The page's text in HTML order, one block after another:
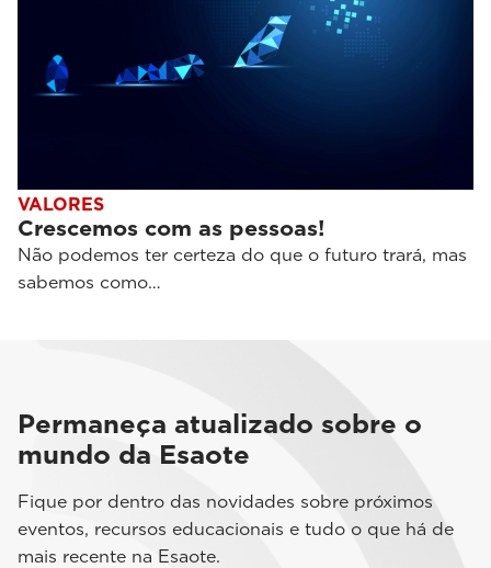
VALORES
Crescemos com as pessoas!
Não podemos ter certeza do que o futuro trará, mas
sabemos como…
Permaneça atualizado sobre o
mundo da Esaote
Fique por dentro das novidades sobre próximos
eventos, recursos educacionais e tudo o que há de
mais recente na Esaote.